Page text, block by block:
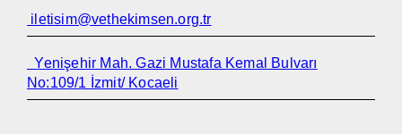
iletisim@vethekimsen.org.tr
Yenişehir Mah. Gazi Mustafa Kemal Bulvarı
No:109/1 İzmit/ Kocaeli